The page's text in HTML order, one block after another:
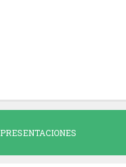
PRESENTACIONES